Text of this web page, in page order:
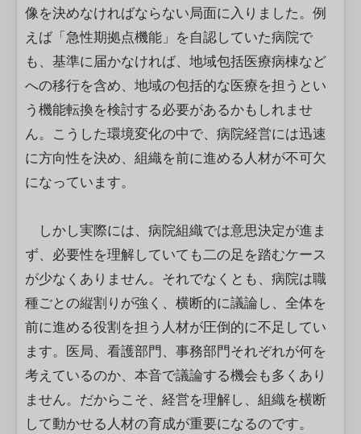
像を決めなければならない局面に入りました。例
えば「急性期拠点機能」を自認していた病院で
も、基準に届かなければ、地域包括医療病棟など
への移行を含め、地域の包括的な医療を担うとい
う機能転換を検討する必要があるかもしれませ
ん。こうした環境変化の中で、病院経営には迅速
に方向性を決め、組織を前に進める人材が不可欠
になっています。
しかし実際には、病院組織では意思決定が進ま
ず、必要性を理解していても二の足を踏むケース
が少なくありません。それでなくとも、病院は職
種ごとの縦割りが強く、横断的に議論し、全体を
前に進める役割を担う人材が圧倒的に不足してい
ます。医局、看護部門、事務部門それぞれが何を
考えているのか、本音で議論する機会も多くあり
ません。だからこそ、経営を理解し、組織を横断
して動かせる人材の育成が重要になるのです。